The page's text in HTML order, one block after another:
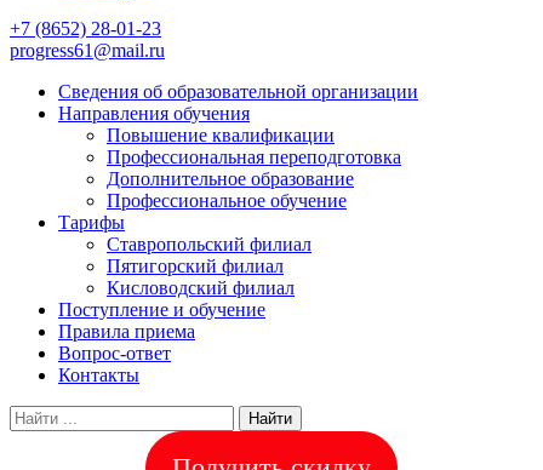
+7 (8652) 28-01-23
progress61@mail.ru
Сведения об образовательной организации
Направления обучения
Повышение квалификации
Профессиональная переподготовка
Дополнительное образование
Профессиональное обучение
Тарифы
Ставропольский филиал
Пятигорский филиал
Кисловодский филиал
Поступление и обучение
Правила приема
Вопрос-ответ
Контакты
Найти